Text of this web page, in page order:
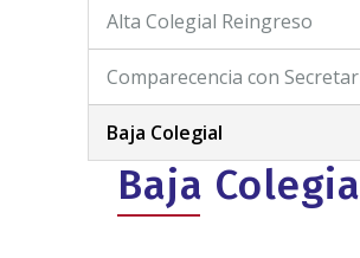
Alta Colegial Reingreso
Comparecencia con
Baja Colegial
Baja